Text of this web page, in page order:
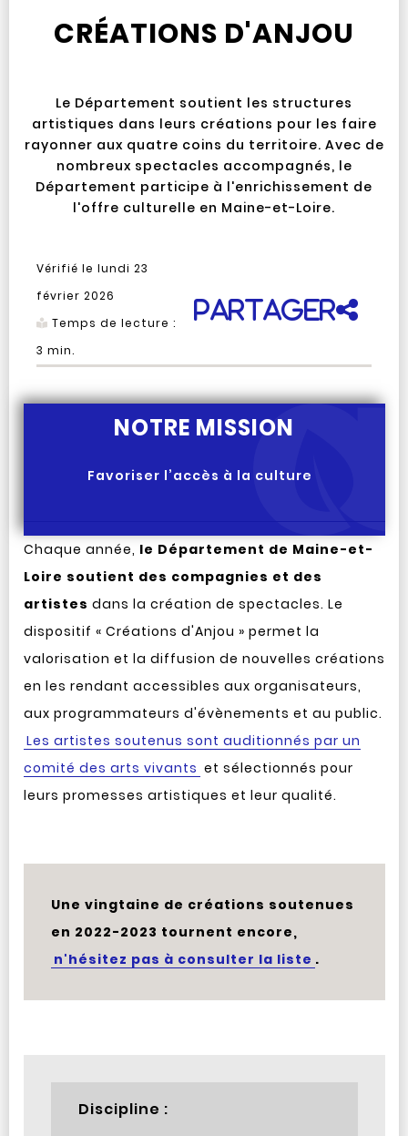
CRÉATIONS D'ANJOU
Le Département soutient les structures
artistiques dans leurs créations pour les faire
rayonner aux quatre coins du territoire. Avec de
nombreux spectacles accompagnés, le
Département participe à l'enrichissement de
l'offre culturelle en Maine-et-Loire.
Vérifié le lundi 23
février 2026
Temps de lecture :
3 min.
Partager
NOTRE MISSION
Favoriser l’accès à la culture
Chaque année, le Département de Maine-et-
Loire soutient des compagnies et des
artistes dans la création de spectacles. Le
dispositif « Créations d'Anjou » permet la
valorisation et la diffusion de nouvelles créations
en les rendant accessibles aux organisateurs,
aux programmateurs d'évènements et au public.
Les artistes soutenus sont auditionnés par un
comité des arts vivants et sélectionnés pour
leurs promesses artistiques et leur qualité.
Une vingtaine de créations soutenues
en 2022-2023 tournent encore,
n'hésitez pas à consulter la liste .
Discipline :